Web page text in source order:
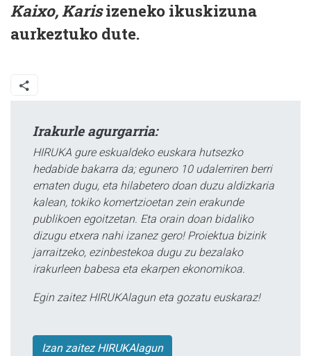
Kaixo, Karisizeneko ikuskizuna
aurkeztuko dute.
Irakurle agurgarria:
HIRUKA gure eskualdeko euskara hutsezko
hedabide bakarra da; egunero 10 udalerriren berri
ematen dugu, eta hilabetero doan duzu aldizkaria
kalean, tokiko komertzioetan zein erakunde
publikoen egoitzetan. Eta orain doan bidaliko
dizugu etxera nahi izanez gero! Proiektua bizirik
jarraitzeko, ezinbestekoa dugu zu bezalako
irakurleen babesa eta ekarpen ekonomikoa.
Egin zaitez HIRUKAlagun eta gozatu euskaraz!
Izan zaitez HIRUKAlagun